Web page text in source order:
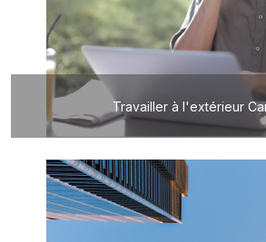
Travailler à l'extérieur